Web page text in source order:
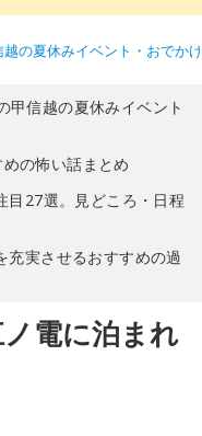
越の夏休みイベント・おでか
信越の夏休みイベント
めの怖い話まとめ
目27選。見どころ・日程
充実させるおすすめの過
電に泊まれ